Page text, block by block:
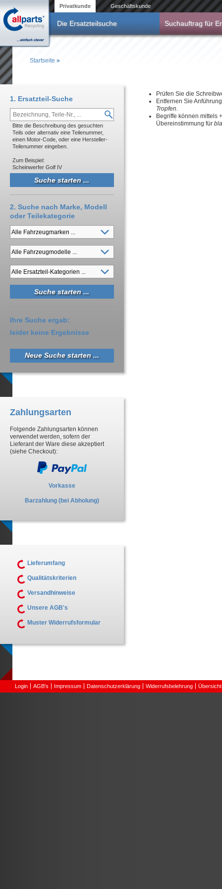
Privatkunde Geschäftskunde
Die Ersatzteilsuche Suchauftrag für
Startseite »
Prüfen Sie die
Entfernen Sie
Tropfen.
Begriffe können mittels
Übereinstimmung für
1. Ersatzteil-Suche
Bitte die Beschreibung des gesuchten
Teils oder alternativ eine Teilenummer,
einen Motor-Code, oder eine Hersteller-
Teilenummer eingeben.
Zum Beispiel:
Scheinwerfer Golf IV
2. Suche nach Marke, Modell
oder Teilekategorie
Ihre Suche ergab:
leider keine Ergebnisse
Neue Suche starten ...
Zahlungsarten
Folgende Zahlungsarten können
verwendet werden, sofern der
Lieferant der Ware diese akzeptiert
(siehe Checkout):
Vorkasse
Barzahlung (bei Abholung)
Lieferumfang
Qualitätskriterien
Versandhinweise
Unsere AGB's
Muster Widerrufsformular
Login AGB's Impressum Datenschutzerklärung Widerrufsbelehrung